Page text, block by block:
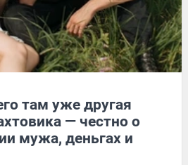
там уже другая
— честно о
мужа, деньгах и